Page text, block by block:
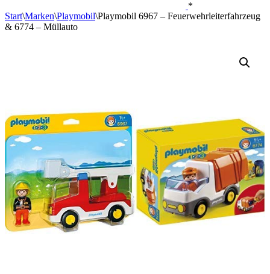
*
Start\Marken\Playmobil\Playmobil 6967 – Feuerwehrleiterfahrzeug
& 6774 – Müllauto